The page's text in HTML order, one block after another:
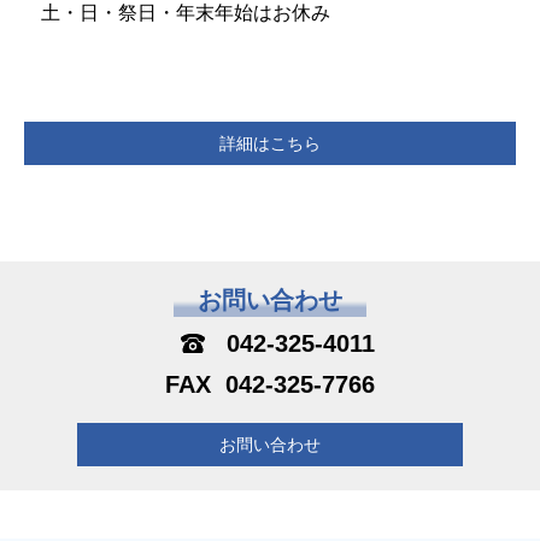
土・日・祭日・年末年始はお休み
詳細はこちら
お問い合わせ
042-325-4011
042-325-7766
お問い合わせ